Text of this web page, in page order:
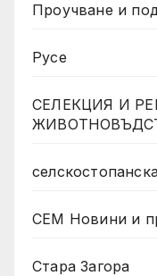
Проучване и
Русе
СЕЛЕКЦИЯ И
СЕМ Новини и
Стара Загора